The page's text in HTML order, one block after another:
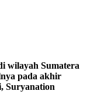
wilayah Sumatera
pada akhir
Suryanation